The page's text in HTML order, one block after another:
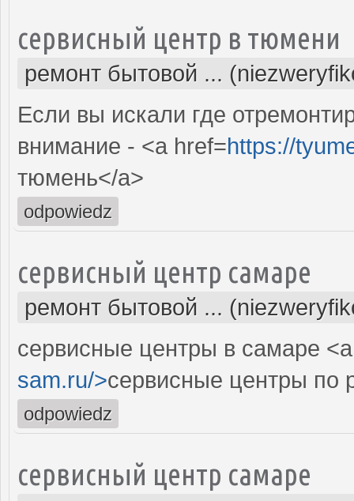
сервисный центр в тюмени
ремонт бытовой ...
Если вы искали где
внимание - <a href=https://
тюмень</a>
odpowiedz
сервисный центр самаре
ремонт бытовой ...
сервисные центры в самаре
sam.ru/>сервисные центры по
odpowiedz
сервисный центр самаре